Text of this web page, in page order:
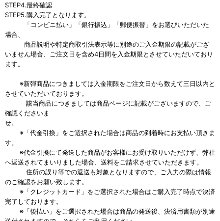
STEP4.最終確認
STEP5.購入完了となります。
「コンビニ払い」「銀行振込」「郵便振替」をお選びいただいた
場合、
商品説明や特定商取引法表示等に別途のご入金期限の記載がござ
いません場合、ご注文日を含め4日間を入金期限とさせていただいており
ます。
※新弾商品につきましては入金期限をご注文日から数えて三日以内と
させていただいております。
該当商品につきましては商品ページに記載がございますので、ご
確認くださいま
せ。
※「代金引換」をご選択された場合は商品の到着時にお支払い頂きま
す。
※代金引換にて発送した商品がお客様にお受け取りいただけず、弊社
へ返送されてまいりました場合、送料をご請求させていただきます。
住所の誤り等での返送も対象となりますので、ご入力の際は情報
のご確認をお願い致します。
※「クレジットカード」をご選択された場合はご購入完了時点で決済
完了しております。
※「後払い」をご選択された場合は商品の発送後、決済用書類が別途